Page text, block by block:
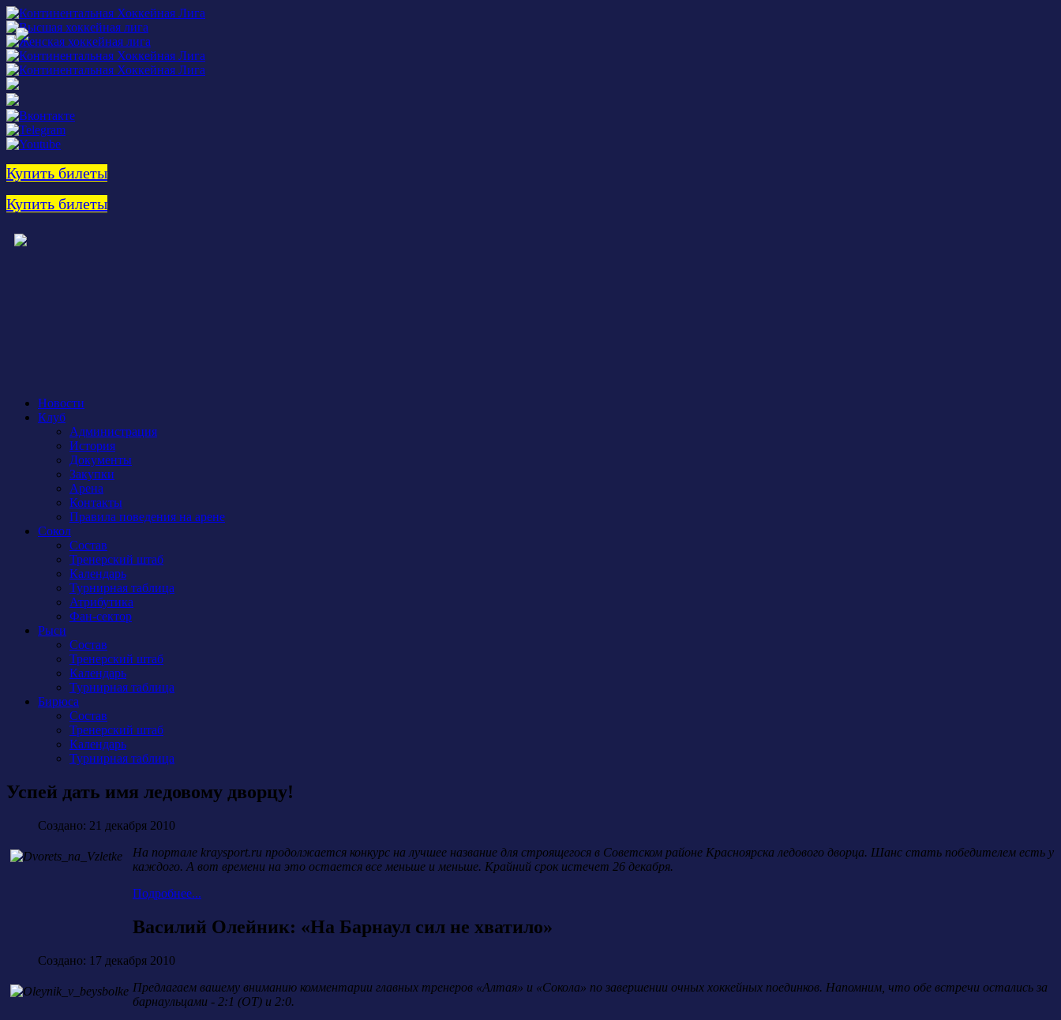
Купить билеты
Купить билеты
Новости
Клуб
Администрация
История
Документы
Закупки
Арена
Контакты
Правила поведения на арене
Сокол
Состав
Тренерский штаб
Календарь
Турнирная таблица
Атрибутика
Фан-сектор
Рыси
Состав
Тренерский штаб
Календарь
Турнирная таблица
Бирюса
Состав
Тренерский штаб
Календарь
Турнирная таблица
Успей дать имя ледовому дворцу!
Создано: 21 декабря 2010
На портале kraysport.ru продолжается конкурс на лучшее название для строящегося в Советском районе Красноярска ледового дворца. Шанс стать победителем есть у
каждого. А вот времени на это остается все меньше и меньше. Крайний срок истечет 26 декабря.
Подробнее...
Василий Олейник: «На Барнаул сил не хватило»
Создано: 17 декабря 2010
Предлагаем вашему вниманию комментарии главных тренеров «Алтая» и «Сокола» по завершении очных хоккейных поединков. Напомним, что обе встречи остались за
барнаульцами - 2:1 (ОТ) и 2:0.